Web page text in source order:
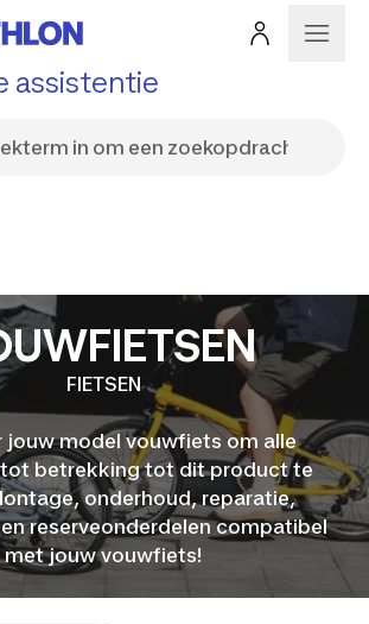
assistentie
FIETSEN
jouw model vouwfiets om alle
betrekking tot dit product te
onderhoud, reparatie,
reserveonderdelen compatibel
met jouw vouwfiets!